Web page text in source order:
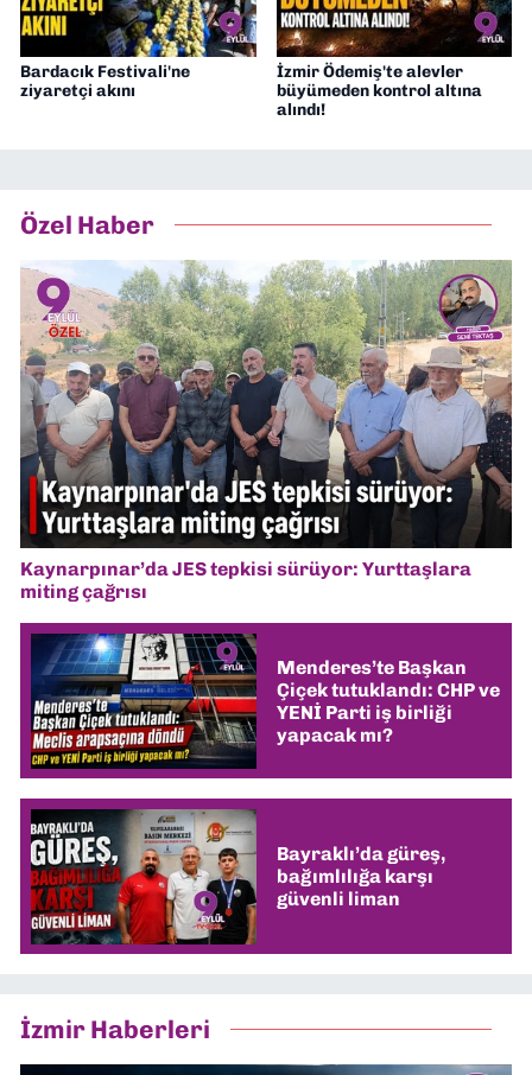
Bardacık Festivali'ne
ziyaretçi akını
İzmir Ödemiş'te alevler
büyümeden kontrol altına
alındı!
Özel Haber
Kaynarpınar’da JES tepkisi sürüyor: Yurttaşlara
miting çağrısı
Menderes’te Başkan
Çiçek tutuklandı: CHP ve
YENİ Parti iş birliği
yapacak mı?
Bayraklı’da güreş,
bağımlılığa karşı
güvenli liman
İzmir Haberleri